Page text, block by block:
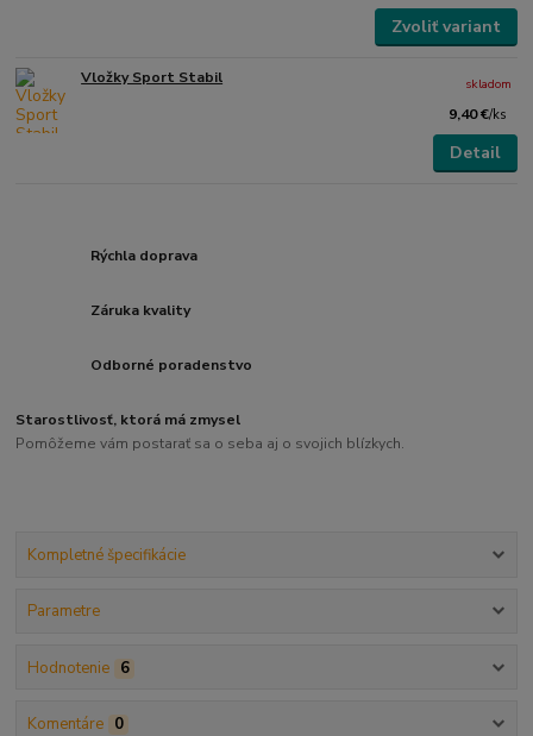
Zvoliť variant
Vložky Sport Stabil
9,40 €/ks
skladom
Detail
Rýchla doprava
Záruka kvality
Odborné poradenstvo
Starostlivosť, ktorá má zmysel
Pomôžeme vám postarať sa o seba aj o svojich blízkych.
Kompletné špecifikácie
Parametre
Hodnotenie 6
Komentáre 0